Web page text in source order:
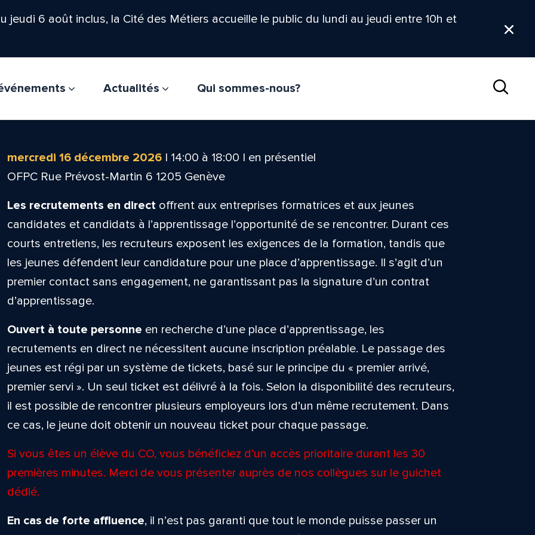
6 août inclus, la Cité des Métiers accueille le public du lundi au jeudi entre 10h et
Actualités
Qui sommes-nous?
mercredi 16 décembre 2026| 14:00 à 18:00 | en présentiel
OFPC Rue Prévost-Martin 6 1205 Genève
Les recrutements en directoffrent aux entreprises formatrices et aux jeunes
candidates et candidats à l’apprentissage l’opportunité de se rencontrer. Durant ces
courts entretiens, les recruteurs exposent les exigences de la formation, tandis que
les jeunes défendent leur candidature pour une place d’apprentissage. Il s’agit d’un
premier contact sans engagement, ne garantissant pas la signature d’un contrat
d’apprentissage.
Ouvert à toute personne en recherche d’une place d’apprentissage, les
recrutements en direct ne nécessitent aucune inscription préalable. Le passage des
jeunes est régi par un système de tickets, basé sur le principe du « premier arrivé,
premier servi ». Un seul ticket est délivré à la fois. Selon la disponibilité des recruteurs,
il est possible de rencontrer plusieurs employeurs lors d’un même recrutement. Dans
ce cas, le jeune doit obtenir un nouveau ticket pour chaque passage.
Si vous êtes un élève du CO, vous bénéficiez d’un accès prioritaire durant les 30
premières minutes. Merci de vous présenter auprès de nos collègues sur le guichet
dédié.
En cas de forte affluence, il n’est pas garanti que tout le monde puisse passer un